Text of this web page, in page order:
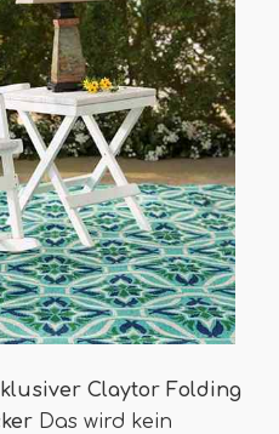
Claytor Folding
Das wird kein